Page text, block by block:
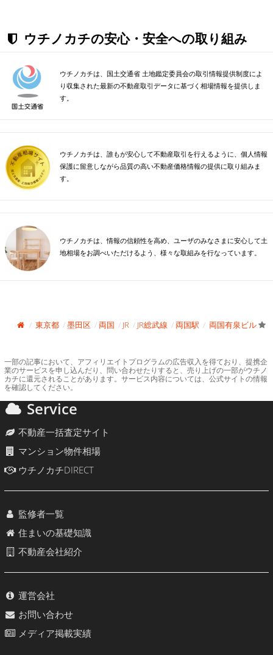
ウチノカチの安心・安全への取り組み
ウチノカチは、国土交通省 土地鑑定委員会の取引情報提供制度によ
り収集された最新の不動産取引データに基づく相場情報を提供しま
す。
ウチノカチは、誰もが安心して不動産取引を行えるように、個人情報
保護に留意しながら品質の高い不動産価格情報の提供に取り組みま
す。
ウチノカチは、情報の信頼性を高め、ユーザのみなさまに安心して土
地相場をお調べいただけるよう、様々な取組みを行なっています。
東京都 墨田区 両国 JR JR総武線 両国駅 両国有泉ビル
一部の記事において、アフィリエイトプログラムの広告収入を得ており、提携企
業のサービスを申し込んだり、問い合わせたりすると、売り上げの一部がウチノ
カチに還元されることがあります。サービス内容については、公式サイトの情報
を確認してください。
Service
不動産一括査定サイト
マンション物件相場
ウチノカチDIRECT
監修者一覧
住まいの基礎知識
不動産会社紹介
運営会社
お問い合わせ
メディア掲載実績